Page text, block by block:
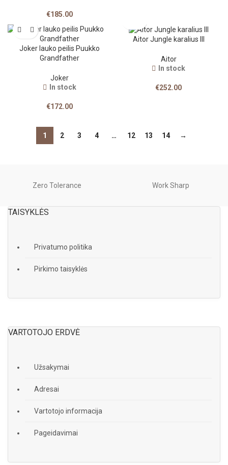
€185.00
Joker lauko peilis Puukko
Grandfather
Joker
In stock
€172.00
Aitor Jungle karalius III
Aitor
In stock
€252.00
1 2 3 4 … 12 13 14 →
Zero Tolerance Work Sharp
TAISYKLĖS
Privatumo politika
Pirkimo taisyklės
VARTOTOJO ERDVĖ
Užsakymai
Adresai
Vartotojo informacija
Pageidavimai